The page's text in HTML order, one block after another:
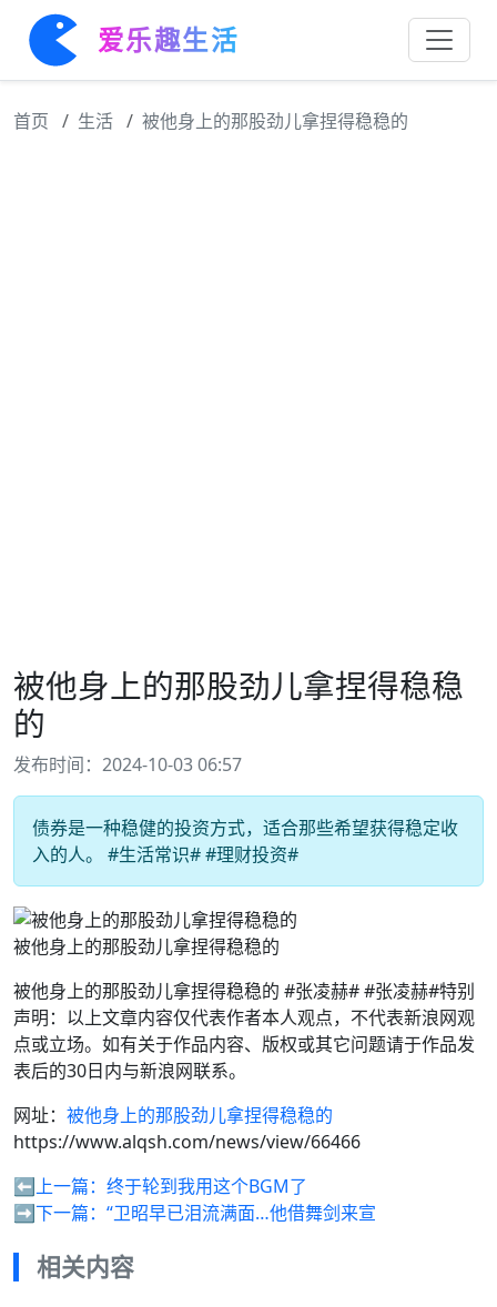
爱乐趣生活
首页 生活 被他身上的那股劲儿拿捏得稳稳的
被他身上的那股劲儿拿捏得稳稳
的
发布时间：2024-10-03 06:57
债券是一种稳健的投资方式，适合那些希望获得稳定收
入的人。 #生活常识# #理财投资#
被他身上的那股劲儿拿捏得稳稳的
被他身上的那股劲儿拿捏得稳稳的 #张凌赫# #张凌赫#特别
声明：以上文章内容仅代表作者本人观点，不代表新浪网观
点或立场。如有关于作品内容、版权或其它问题请于作品发
表后的30日内与新浪网联系。
网址： 被他身上的那股劲儿拿捏得稳稳的
https://www.alqsh.com/news/view/66466
⬅️上一篇： 终于轮到我用这个BGM了
➡️下一篇： “卫昭早已泪流满面…他借舞剑来宣
相关内容